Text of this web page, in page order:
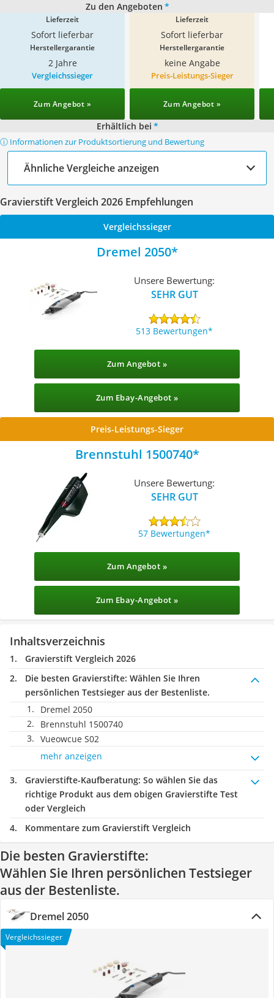
Zu den Angeboten *
Lieferzeit
Sofort lieferbar
Lieferzeit
Sofort lieferbar
Herstellergarantie
2 Jahre
Herstellergarantie
keine Angabe
Vergleichssieger
Zum Angebot »
Preis-Leistungs-Sieger
Zum Angebot »
Erhältlich bei *
ⓘ Informationen zur Produktsortierung und Bewertung
Ähnliche Vergleiche anzeigen
Gravierstift Vergleich 2026 Empfehlungen
Vergleichssieger
Dremel 2050
Unsere Bewertung:
SEHR GUT
513 Bewertungen
Zum Angebot »
Zum Ebay-Angebot »
Preis-Leistungs-Sieger
Brennstuhl 1500740
Unsere Bewertung:
SEHR GUT
57 Bewertungen
Zum Angebot »
Zum Ebay-Angebot »
Inhaltsverzeichnis
Gravierstift Vergleich 2026
Die besten Gravierstifte: Wählen Sie Ihren
persönlichen Testsieger aus der Bestenliste.
Dremel 2050
Brennstuhl 1500740
Vueowcue S02
mehr anzeigen
Gravierstifte-Kaufberatung: So wählen Sie das
richtige Produkt aus dem obigen Gravierstifte Test
oder Vergleich
Kommentare zum Gravierstift Vergleich
Die besten Gravierstifte:
Wählen Sie Ihren persönlichen Testsieger
aus der Bestenliste.
Dremel 2050
Vergleichssieger